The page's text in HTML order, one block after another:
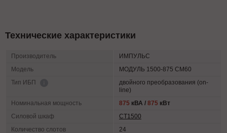
Технические характеристики
Производитель
ИМПУЛЬС
Модель
МОДУЛЬ 1500-875 СМ60
Тип ИБП
двойного преобразования (on-
line)
Номинальная мощность
875 кВА / 875 кВт
Силовой шкаф
СТ1500
Количество слотов
24